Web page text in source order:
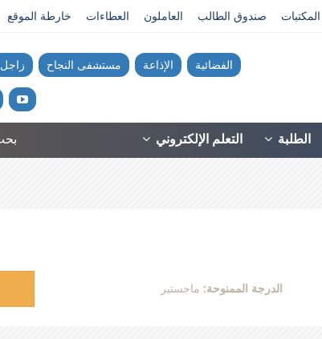
المكتبات صندوق الطالب العاملون العطاءات خارطة الموقع
الفضائية الإذاعة مستشفى النجاح زاجل
الطلبة التعلم الإلكتروني
الدرجة الممنوحة: ماجستير